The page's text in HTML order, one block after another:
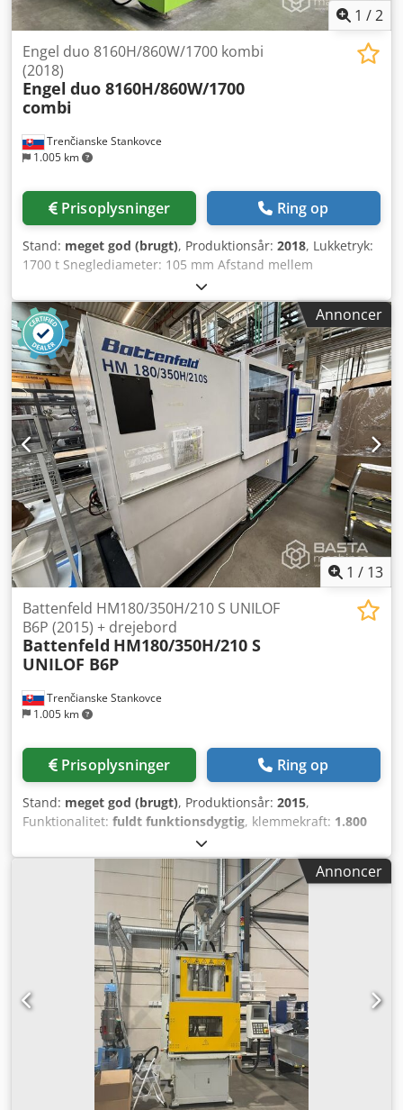
1 /2
Trenčianske Stankovce
1.005 km
Engel duo 8160H/860W/1700 kombi
(2018)
Engel duo 8160H/860W/1700
combi
Prisoplysninger Ring op
Stand: meget god (brugt), Produktionsår: 2018, Lukketryk:
1700 t Sneglediameter: 105 mm Afstand mellem
støttebjælker (for): 1415 mm Afstand mellem støttebjælker
(bag): 1850 mm Skudvolumen: 4070 cm³ Dcjdpfx
Ajzatkhjftek Type: Flerkomponents Drivsystem: Hydraulisk
Annoncer
1 / 13
Trenčianske Stankovce
1.005 km
Battenfeld HM180/350H/210 S UNILOF
B6P (2015) + drejebord
Battenfeld HM180/350H/210 S
UNILOF B6P
Prisoplysninger Ring op
Stand: meget god (brugt), Produktionsår: 2015,
Funktionalitet: fuldt funktionsdygtig, klemmekraft: 1.800
, M025 — Wittmann Battenfeld Wittmann Battenfeld HM
180/350H/210S* (-) SPÆNDENHED • Lukkekraft: 180 t •
Prægning: NEJ • Maks. formvægt: - kg • Maks. formvægt pr.
plade: 700 kg • Opspændingsområde (BxH): 570 x 520 mm •
Min. formhøjde: 355 mm • Maks. formhøjde: x mm • Maks.
åbneslag: - mm • Centreringsring FAST / BEVÆGELIG: 125 /
125 mm • Hurtigspændesystem: NEJ FORM-GRÆNSEFLADE •
Varmesoner: 12 (24-polet kombistikforbindelse TC/PW (6
zoner pr. stik)) • Vandkølekredsløb: 2+2 • Hydrauliske
kredsløb (kerner): 3+1 • Hydrauliske varmkanalskydere
(dyser): x • Pneumatiske varmkanalskydere: 2+2
SPRØJTESTØBNINGSENHED • Sneglediameter: 35/30 mm •
Dysesæde + gevind: R14,5+M35x2,0+R14,5+M35x2,0 •
Sprøjtenhedstype: 350H/210S • Snegleløb: - mm • Maks.
indsprøjtningsvolumen: - cm³ • Maks. indsprøjtningstryk:
Annoncer